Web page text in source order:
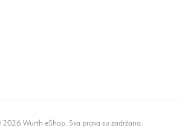
Wurth eShop. Sva prava su zadržana.